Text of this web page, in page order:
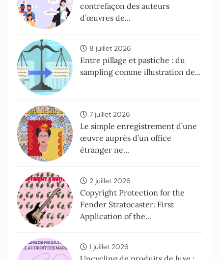
contrefaçon des auteurs
d’œuvres de...
8 juillet 2026
Entre pillage et pastiche : du
sampling comme illustration de...
7 juillet 2026
Le simple enregistrement d’une
œuvre auprès d’un office
étranger ne...
2 juillet 2026
Copyright Protection for the
Fender Stratocaster: First
Application of the...
1 juillet 2026